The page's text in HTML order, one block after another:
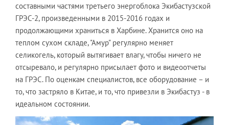
составными частями третьего энергоблока Экибастузской
ГРЭС-2, произведенными в 2015-2016 годах и
продолжающими храниться в Харбине. Хранится оно на
теплом сухом складе, "Амур" регулярно меняет
селикогель, который вытягивает влагу, чтобы ничего не
отсыревало, и регулярно присылает фото и видеоотчеты
на ГРЭС. По оценкам специалистов, все оборудование – и
то, что застряло в Китае, и то, что привезли в Экибастуз - в
идеальном состоянии.